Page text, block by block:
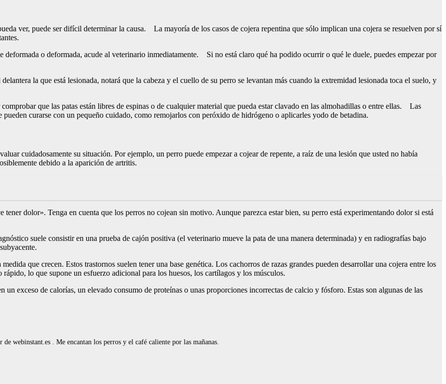
ver, puede ser difícil determinar la causa. La mayoría de los casos de cojera repentina que sólo implican una cojera se resuelven por sí
deformada o deformada, acude al veterinario inmediatamente. Si no está claro qué ha podido ocurrir o qué le duele, puedes empezar por
la que está lesionada, notará que la cabeza y el cuello de su perro se levantan más cuando la extremidad lesionada toca el suelo, y
que las patas están libres de espinas o de cualquier material que pueda estar clavado en las almohadillas o entre ellas. Las
curarse con un pequeño cuidado, como remojarlos con peróxido de hidrógeno o aplicarles yodo de betadina.
cuidadosamente su situación. Por ejemplo, un perro puede empezar a cojear de repente, a raíz de una lesión que usted no había
debido a la aparición de artritis.
dolor». Tenga en cuenta que los perros no cojean sin motivo. Aunque parezca estar bien, su perro está experimentando dolor si está
suele consistir en una prueba de cajón positiva (el veterinario mueve la pata de una manera determinada) y en radiografías bajo
que crecen. Estos trastornos suelen tener una base genética. Los cachorros de razas grandes pueden desarrollar una cojera entre los
lo que supone un esfuerzo adicional para los huesos, los cartílagos y los músculos.
exceso de calorías, un elevado consumo de proteínas o unas proporciones incorrectas de calcio y fósforo. Estas son algunas de las
webinstant.es . Me encantan los perros y el café caliente por las mañanas.